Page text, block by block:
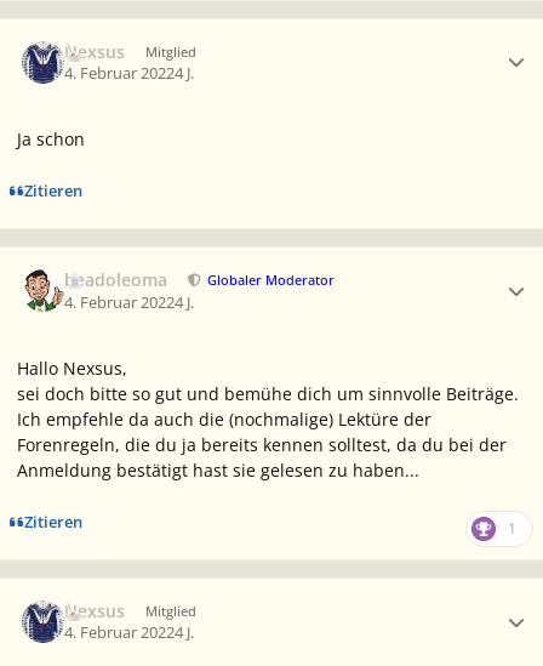
Nexsus Mitglied
4. Februar 20224 J.
Ja schon
Zitieren
beadoleoma Globaler Moderator
4. Februar 20224 J.
Hallo Nexsus,
sei doch bitte so gut und bemühe dich um sinnvolle Beiträge.
Ich empfehle da auch die (nochmalige) Lektüre der
Forenregeln, die du ja bereits kennen solltest, da du bei der
Anmeldung bestätigt hast sie gelesen zu haben...
Zitieren 1
Nexsus Mitglied
4. Februar 20224 J.